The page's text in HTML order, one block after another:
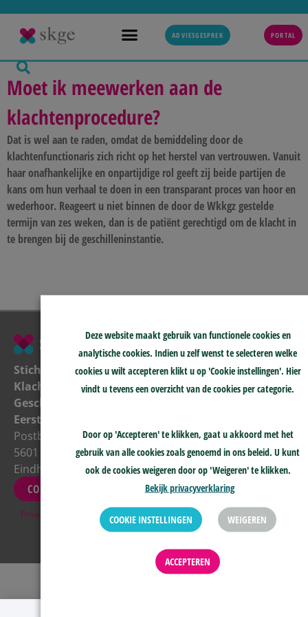
ADVIESGESPREK PORTAL
Moet ik meewerken aan de
klachtenprocedure?
Dat is wel aan te raden, omdat de bemiddeling door de
klachtenfunctionaris zich richt op het herstel van vertrouwen. Vanuit
haar onafhankelijke en onpartijdige rol geeft zij beide partijen de
kans om hun verhaal te doen in een transparant proces van hoor en
wederhoor. Reageert u niet binnen de door de Wkkgz gestelde
termijn van zes weken, dan is de patiënt gerechtigd om de klacht in
te brengen bij de geschilleninstantie.
Stichting
Klachten &
Geschillen
Eerstelijnszorg
Postbus 8018
5601 KA
Eindhoven
CONTACT
088 0229100
Wij zijn
telefonisch
en met
donderdag
tussen 10:00-
info@skge.nl
Klachtenprocedure
>
Geschillenprocedure
socials
Privacy
Deze website maakt gebruik van functionele cookies en
analytische cookies. Indien u zelf wenst te selecteren welke
cookies u wilt accepteren klikt u op 'Cookie instellingen'. Hier
vindt u tevens een overzicht van de cookies per categorie.
Door op 'Accepteren' te klikken, gaat u akkoord met het
gebruik van alle cookies zoals genoemd in ons beleid. U kunt
ook de cookies weigeren door op 'Weigeren' te klikken.
Bekijk privacyverklaring
COOKIE INSTELLINGEN WEIGEREN
ACCEPTEREN